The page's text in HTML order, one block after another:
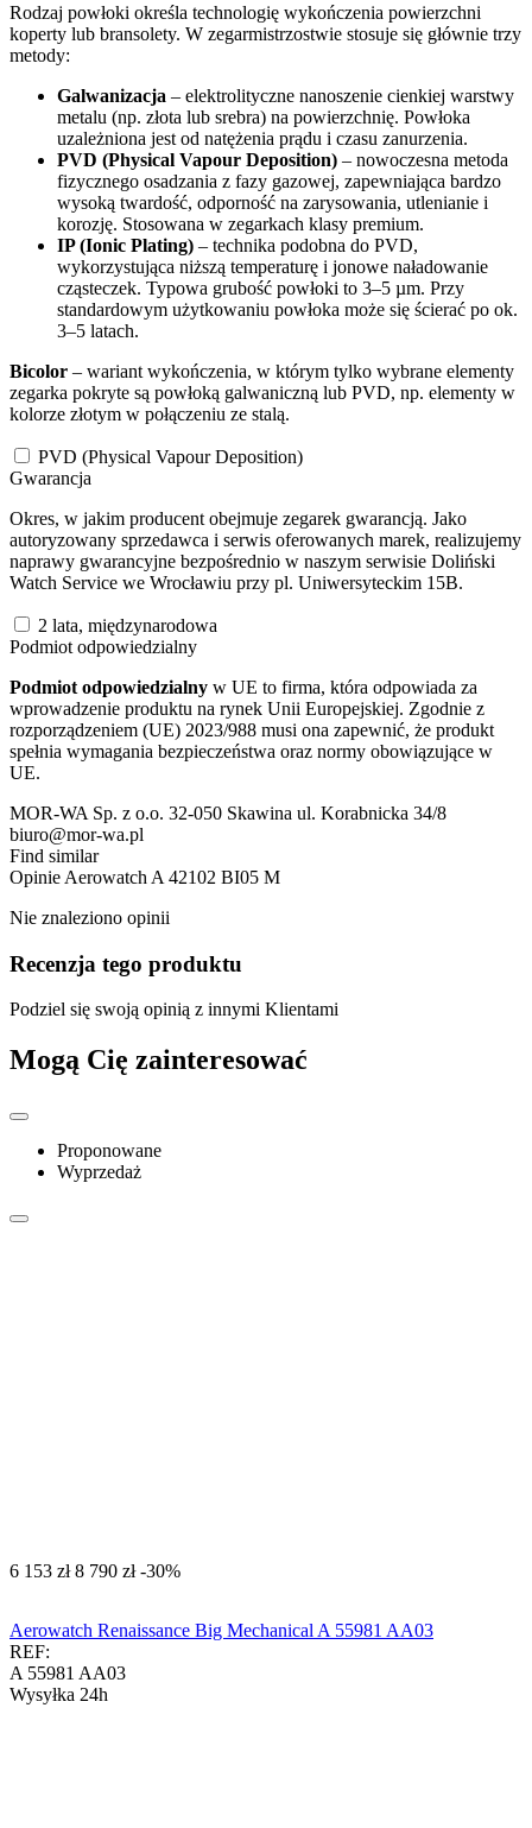
Rodzaj powłoki określa technologię wykończenia powierzchni
koperty lub bransolety. W zegarmistrzostwie stosuje się głównie trzy
metody:
Galwanizacja – elektrolityczne nanoszenie cienkiej warstwy
metalu (np. złota lub srebra) na powierzchnię. Powłoka
uzależniona jest od natężenia prądu i czasu zanurzenia.
PVD (Physical Vapour Deposition) – nowoczesna metoda
fizycznego osadzania z fazy gazowej, zapewniająca bardzo
wysoką twardość, odporność na zarysowania, utlenianie i
korozję. Stosowana w zegarkach klasy premium.
IP (Ionic Plating) – technika podobna do PVD,
wykorzystująca niższą temperaturę i jonowe naładowanie
cząsteczek. Typowa grubość powłoki to 3–5 µm. Przy
standardowym użytkowaniu powłoka może się ścierać po ok.
3–5 latach.
Bicolor – wariant wykończenia, w którym tylko wybrane elementy
zegarka pokryte są powłoką galwaniczną lub PVD, np. elementy w
kolorze złotym w połączeniu ze stalą.
PVD (Physical Vapour Deposition)
Gwarancja
Okres, w jakim producent obejmuje zegarek gwarancją. Jako
autoryzowany sprzedawca i serwis oferowanych marek, realizujemy
naprawy gwarancyjne bezpośrednio w naszym serwisie Doliński
Watch Service we Wrocławiu przy pl. Uniwersyteckim 15B.
2 lata, międzynarodowa
Podmiot odpowiedzialny
Podmiot odpowiedzialny w UE to firma, która odpowiada za
wprowadzenie produktu na rynek Unii Europejskiej. Zgodnie z
rozporządzeniem (UE) 2023/988 musi ona zapewnić, że produkt
spełnia wymagania bezpieczeństwa oraz normy obowiązujące w
UE.
MOR-WA Sp. z o.o. 32-050 Skawina ul. Korabnicka 34/8
biuro@mor-wa.pl
Find similar
Opinie Aerowatch A 42102 BI05 M
Nie znaleziono opinii
Recenzja tego produktu
Podziel się swoją opinią z innymi Klientami
Mogą Cię zainteresować
Proponowane
Wyprzedaż
‍6 153‍ zł ‍8 790‍ zł -30%
Aerowatch Renaissance Big Mechanical A 55981 AA03
REF:
A 55981 AA03
Wysyłka 24h